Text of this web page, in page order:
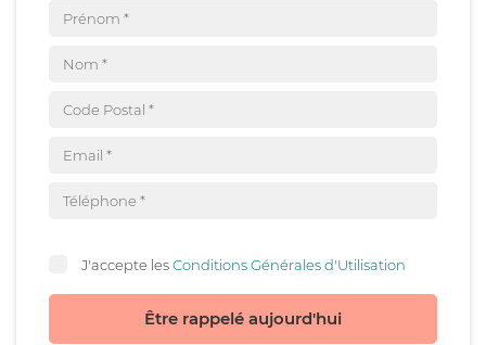
J'accepte lesConditions Générales d'Utilisation
Être rappelé aujourd'hui